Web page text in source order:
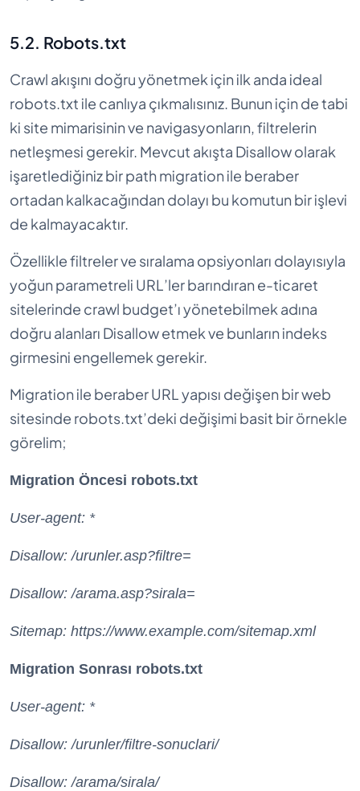
5.2. Robots.txt
Crawl akışını doğru yönetmek için ilk anda ideal
robots.txt ile canlıya çıkmalısınız. Bunun için de tabi
ki site mimarisinin ve navigasyonların, filtrelerin
netleşmesi gerekir. Mevcut akışta Disallow olarak
işaretlediğiniz bir path migration ile beraber
ortadan kalkacağından dolayı bu komutun bir işlevi
de kalmayacaktır.
Özellikle filtreler ve sıralama opsiyonları dolayısıyla
yoğun parametreli URL’ler barındıran e-ticaret
sitelerinde crawl budget’ı yönetebilmek adına
doğru alanları Disallow etmek ve bunların indeks
girmesini engellemek gerekir.
Migration ile beraber URL yapısı değişen bir web
sitesinde robots.txt’deki değişimi basit bir örnekle
görelim;
Migration Öncesi robots.txt
User-agent: *
Disallow: /urunler.asp?filtre=
Disallow: /arama.asp?sirala=
Sitemap: https://www.example.com/sitemap.xml
Migration Sonrası robots.txt
User-agent: *
Disallow: /urunler/filtre-sonuclari/
Disallow: /arama/sirala/